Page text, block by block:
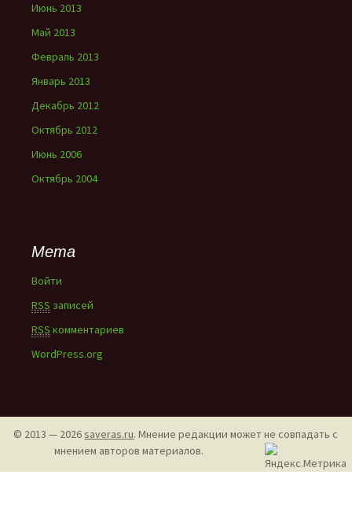
Июнь 2013
Май 2013
Февраль 2013
Январь 2013
Декабрь 2012
Октябрь 2012
Июнь 2006
Октябрь 2004
Мета
Войти
RSS записей
RSS комментариев
WordPress.org
© 2013 — 2026saveras.ru. Мнение редакции может не совпадать с
мнением авторов материалов.